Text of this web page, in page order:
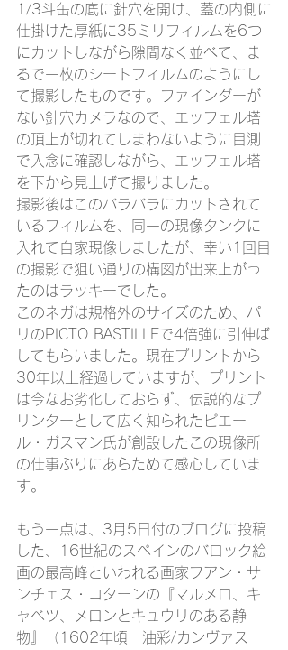
1/3斗缶の底に針穴を開け、蓋の内側に
仕掛けた厚紙に35ミリフィルムを6つ
にカットしながら隙間なく並べて、ま
るで一枚のシートフィルムのようにし
て撮影したものです。ファインダーが
ない針穴カメラなので、エッフェル塔
の頂上が切れてしまわないように目測
で入念に確認しながら、エッフェル塔
を下から見上げて撮りました。
撮影後はこのバラバラにカットされて
いるフィルムを、同一の現像タンクに
入れて自家現像しましたが、幸い1回目
の撮影で狙い通りの構図が出来上がっ
たのはラッキーでした。
このネガは規格外のサイズのため、パ
リのPICTO BASTILLEで4倍強に引伸ば
してもらいました。現在プリントから
30年以上経過していますが、プリント
は今なお劣化しておらず、伝説的なプ
リンターとして広く知られたピエー
ル・ガスマン氏が創設したこの現像所
の仕事ぶりにあらためて感心していま
す。
もう一点は、3月5日付のブログに投稿
した、16世紀のスペインのバロック絵
画の最高峰といわれる画家フアン・サ
ンチェス・コターンの『マルメロ、キ
ャベツ、メロンとキュウリのある静
物』（1602年頃　油彩/カンヴァス